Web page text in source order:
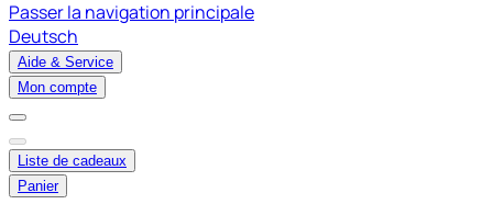
Passer la navigation principale
Deutsch
Aide & Service
Mon compte
Liste de cadeaux
Panier